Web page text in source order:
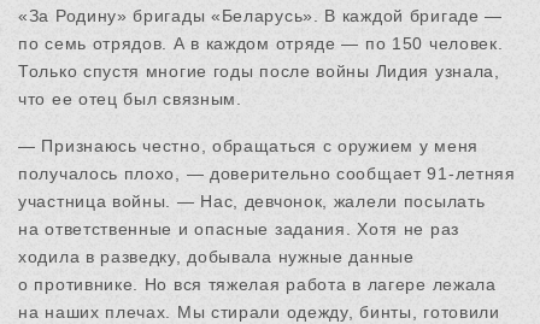
«За Родину» бригады «Беларусь». В каждой бригаде —
по семь отрядов. А в каждом отряде — по 150 человек.
Только спустя многие годы после войны Лидия узнала,
что ее отец был связным.
— Признаюсь честно, обращаться с оружием у меня
получалось плохо, — доверительно сообщает 91-летняя
участница войны. — Нас, девчонок, жалели посылать
на ответственные и опасные задания. Хотя не раз
ходила в разведку, добывала нужные данные
о противнике. Но вся тяжелая работа в лагере лежала
на наших плечах. Мы стирали одежду, бинты, готовили